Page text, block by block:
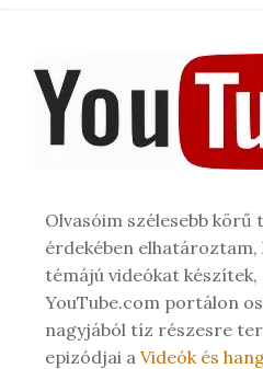
Olvasóim szélesebb körű
érdekében elhatároztam,
témájú videókat készítek,
YouTube.com portálon
nagyjából tíz részesre
epizódjai a Videók és